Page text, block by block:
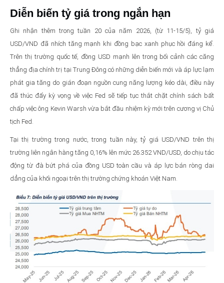
Diễn biến tỷ giá trong ngắn hạn
Ghi nhận thêm trong tuần 20 của năm 2026, (từ 11-15/5), tỷ giá
USD/VND đã nhích tăng mạnh khi đồng bạc xanh phục hồi đáng kể.
Trên thị trường quốc tế, đồng USD mạnh lên trong bối cảnh các căng
thẳng địa chính trị tại Trung Đông có những diễn biến mới và áp lực lạm
phát gia tăng do gián đoạn nguồn cung năng lượng kéo dài, điều này
đã thúc đẩy kỳ vọng về việc Fed sẽ tiếp tục thắt chặt chính sách bất
chấp việc ông Kevin Warsh vừa bắt đầu nhiệm kỳ mới trên cương vị Chủ
tịch Fed.
Tại thị trường trong nước, trong tuần này, tỷ giá USD/VND trên thị
trường liên ngân hàng tăng 0,16% lên mức 26.352 VND/USD, do chịu tác
động từ đà bứt phá của đồng USD toàn cầu và áp lực bán ròng dai
dẳng của khối ngoại trên thị trường chứng khoán Việt Nam.